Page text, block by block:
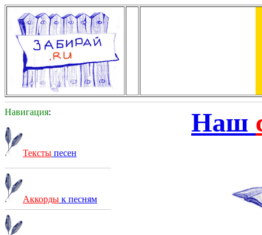
Навигация:
Тексты песен
Аккорды к песням
Наш